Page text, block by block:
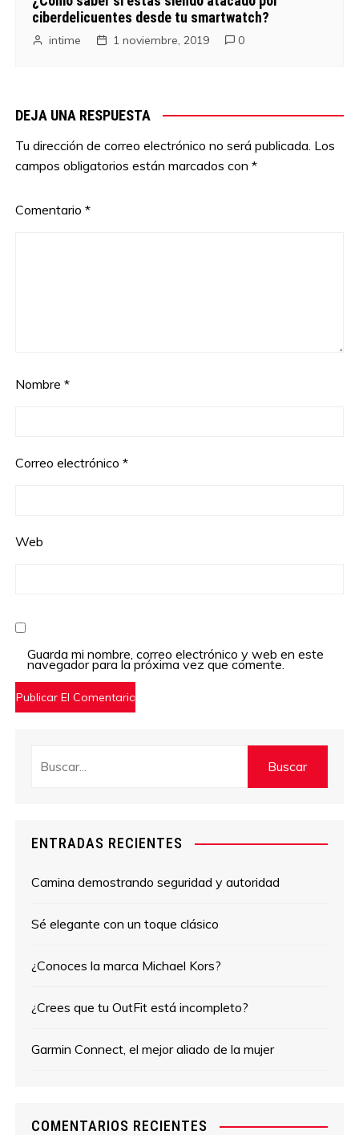
ciberdelicuentes desde tu smartwatch?
intime 1 noviembre, 2019 0
DEJA UNA RESPUESTA
Tu dirección de correo electrónico no será publicada. Los
campos obligatorios están marcados con*
Comentario*
Nombre*
Correo electrónico*
Web
Guarda mi nombre, correo electrónico y web en este
navegador para la próxima vez que comente.
ENTRADAS RECIENTES
Camina demostrando seguridad y autoridad
Sé elegante con un toque clásico
¿Conoces la marca Michael Kors?
¿Crees que tu OutFit está incompleto?
Garmin Connect, el mejor aliado de la mujer
COMENTARIOS RECIENTES